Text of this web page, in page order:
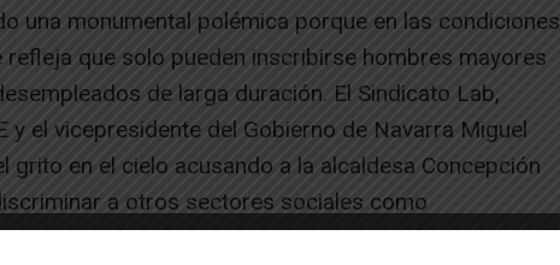
una monumental polémica porque en las condiciones
refleja que solo pueden inscribirse hombres mayores
de larga duración. El Sindicato Lab,
y el vicepresidente del Gobierno de Navarra Miguel
grito en el cielo acusando a la alcaldesa Concepción
a otros sectores sociales como
y otros hombres. Sin embargo, tanto la primera edil